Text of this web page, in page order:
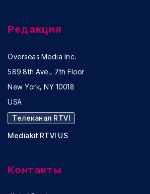
Редакция
Overseas Media Inc.
589 8th Ave., 7th Floor
New York, NY 10018
USA
Телеканал RTVI
Mediakit RTVI US
Контакты